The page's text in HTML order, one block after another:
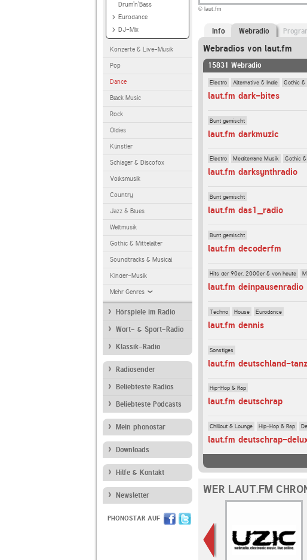
Drum'n'Bass
Eurodance
DJ-Mix
Konzerte & Live-Musik
Pop
Dance
Black Music
Rock
Oldies
Künstler
Schlager & Discofox
Volksmusik
Country
Jazz & Blues
Weltmusik
Gothic & Mittelalter
Soundtracks & Musical
Kinder-Musik
Mehr Genres
Hörspiele im Radio
Wort- & Sport-Radio
Klassik-Radio
Radiosender
Beliebteste Radios
Beliebteste Podcasts
Mein phonostar
Downloads
Hilfe & Kontakt
Newsletter
PHONOSTAR AUF
© laut.fm
Info Webradio
Webradios von laut.fm
15831 Webradio
Electro Alternative & Indie Gothic &
laut.fm dark-bites
Bunt gemischt
laut.fm darkmuzic
Electro Mediterrane Musik Gothic
laut.fm darksynthradio
Bunt gemischt
laut.fm das1_radio
Bunt gemischt
laut.fm decoderfm
Hits der 90er, 2000er & von heute
laut.fm deinpausenradio
Techno House Eurodance
laut.fm dennis
Sonstiges
laut.fm deutschland-
Hip-Hop & Rap
laut.fm deutschrap
Chillout & Lounge Hip-Hop & Rap
laut.fm deutschrap-
WER LAUT.FM